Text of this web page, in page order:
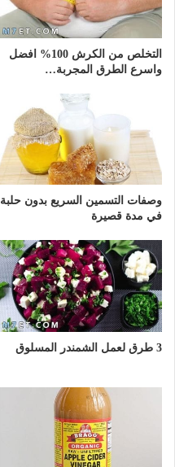
التخلص من الكرش 100% افضل
واسرع الطرق المجربة…
وصفات التسمين السريع بدون حلبة
في مدة قصيرة
3 طرق لعمل الشمندر المسلوق